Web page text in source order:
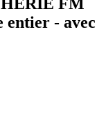
entier - avec